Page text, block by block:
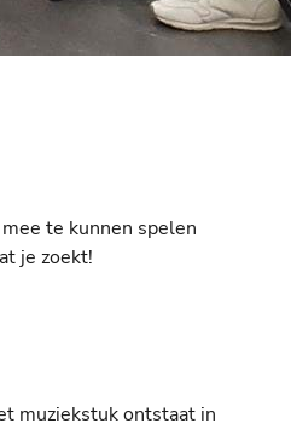
te kunnen spelen
je zoekt!
muziekstuk ontstaat in